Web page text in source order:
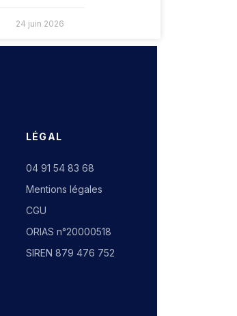
24 juin 2026
LÉGAL
04 91 54 83 68
Mentions légales
CGU
ORIAS n°20000518
SIREN 879 476 752